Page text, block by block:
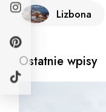
Lizbona
Ostatnie wpisy